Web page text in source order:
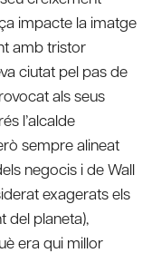
impacte la imatge
amb tristor
ciutat pel pas de
als seus
l’alcalde
sempre alineat
negocis i de Wall
exagerats els
del planeta),
era qui millor